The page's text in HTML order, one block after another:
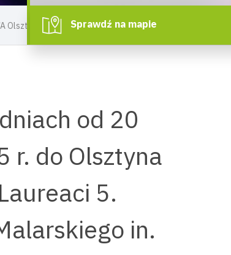
Olsztyn 2025 Sprawdź na mapie
od 20
r. do Olsztyna
5.
in.